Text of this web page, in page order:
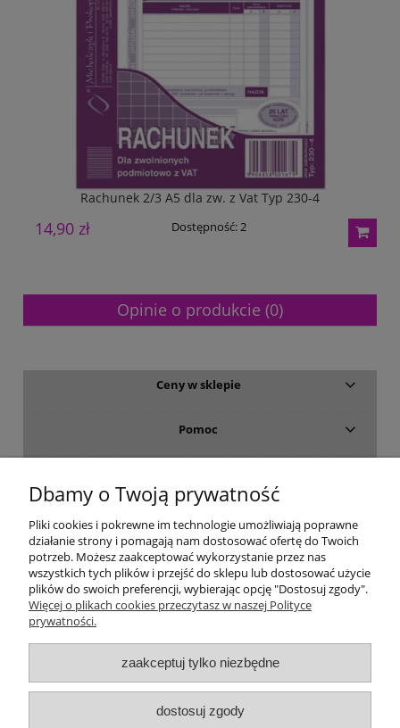
Rachunek 2/3 A5 dla zw. z Vat Typ 230-4
14,90 zł Dostępność: 2
Opinie o produkcie (0)
Ceny w sklepie
Pomoc
Moje konto
Gwarancja i zwroty
O firmie
Dbamy o Twoją prywatność
Pliki cookies i pokrewne im technologie umożliwiają poprawne
działanie strony i pomagają nam dostosować ofertę do Twoich
potrzeb. Możesz zaakceptować wykorzystanie przez nas
wszystkich tych plików i przejść do sklepu lub dostosować użycie
plików do swoich preferencji, wybierając opcję "Dostosuj zgody".
Więcej o plikach cookies przeczytasz w naszej Polityce
prywatności.
zaakceptuj tylko niezbędne
dostosuj zgody